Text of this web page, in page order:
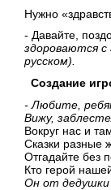
Нужно
- Давайте,
здороваются с
русском).
Создание
- Любите,
Вижу,
Вокруг нас и
Сказки разные
Отгадайте без
Кто герой нашей
Он от дедушки